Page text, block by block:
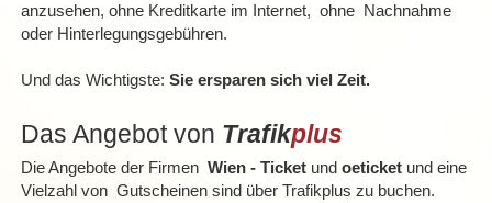
anzusehen, ohne Kreditkarte im Internet, ohne Nachnahme
oder Hinterlegungsgebühren.
Und das Wichtigste: Sie ersparen sich viel Zeit.
Das Angebot von Trafikplus
Die Angebote der Firmen Wien - Ticket und oeticket und eine
Vielzahl von Gutscheinen sind über Trafikplus zu buchen.